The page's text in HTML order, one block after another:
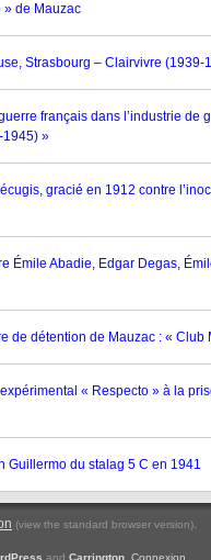
» de Mauzac
Strasbourg – Clairvivre (1939-
français dans l’industrie de
»
gracié en 1912 contre
Émile Abadie, Edgar Degas,
de détention de Mauzac : « Club
« Respecto » à la
Guillermo du stalag 5 C en 1941
(view the standard browser version).
and Carrington Connexion